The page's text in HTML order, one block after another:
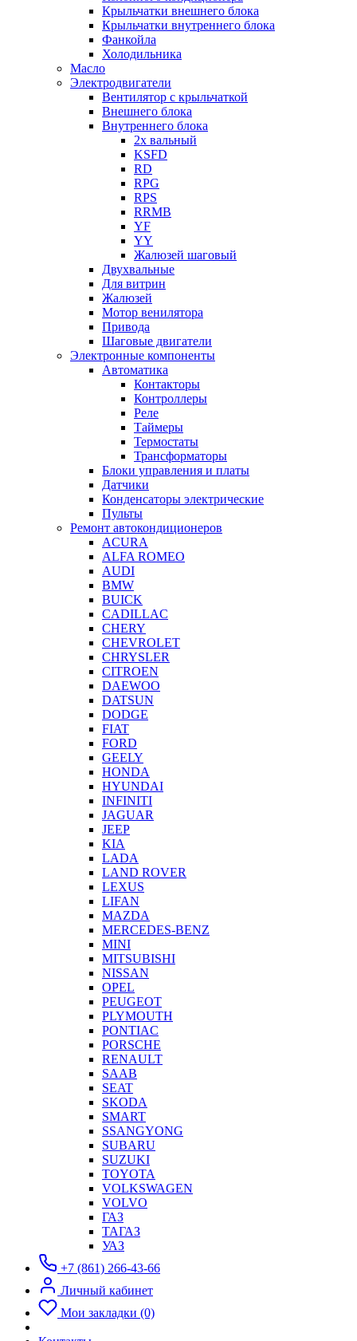
Крыльчатки внешнего блока
Крыльчатки внутреннего блока
Фанкойла
Холодильника
Масло
Электродвигатели
Вентилятор с крыльчаткой
Внешнего блока
Внутреннего блока
2х вальный
KSFD
RD
RPG
RPS
RRMB
YF
YY
Жалюзей шаговый
Двухвальные
Для витрин
Жалюзей
Мотор венилятора
Привода
Шаговые двигатели
Электронные компоненты
Автоматика
Контакторы
Контроллеры
Реле
Таймеры
Термостаты
Трансформаторы
Блоки управления и платы
Датчики
Конденсаторы электрические
Пульты
Ремонт автокондиционеров
ACURA
ALFA ROMEO
AUDI
BMW
BUICK
CADILLAC
CHERY
CHEVROLET
CHRYSLER
CITROEN
DAEWOO
DATSUN
DODGE
FIAT
FORD
GEELY
HONDA
HYUNDAI
INFINITI
JAGUAR
JEEP
KIA
LADA
LAND ROVER
LEXUS
LIFAN
MAZDA
MERCEDES-BENZ
MINI
MITSUBISHI
NISSAN
OPEL
PEUGEOT
PLYMOUTH
PONTIAC
PORSCHE
RENAULT
SAAB
SEAT
SKODA
SMART
SSANGYONG
SUBARU
SUZUKI
TOYOTA
VOLKSWAGEN
VOLVO
ГАЗ
ТАГАЗ
УАЗ
+7 (861) 266-43-66
Личный кабинет
Мои закладки (0)